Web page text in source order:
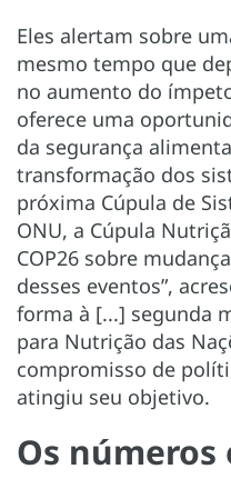
Eles alertam sobre
mesmo tempo que
no aumento do
oferece uma
da segurança
transformação dos
próxima Cúpula de
ONU, a Cúpula
COP26 sobre
desses eventos”,
forma à [...] segunda
para Nutrição das
compromisso de
atingiu seu objetivo.
Os